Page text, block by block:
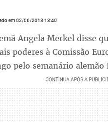
em 02/06/2013 13:40
Angela Merkel disse
poderes à Comissão
pelo semanário alemão